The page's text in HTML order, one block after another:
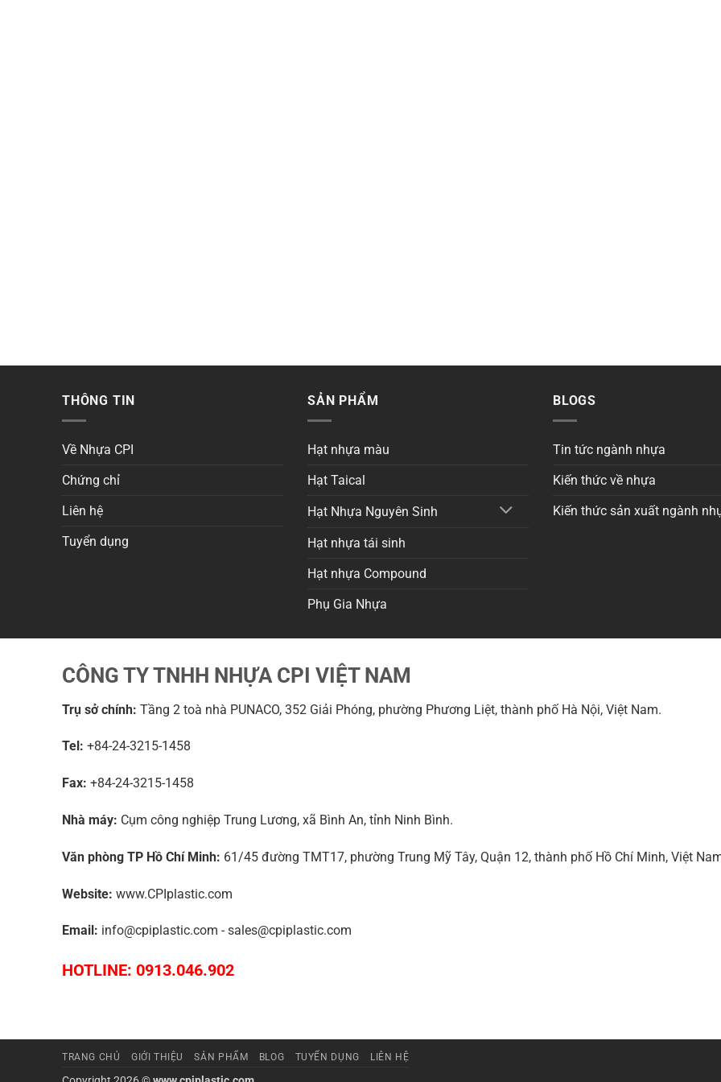
THÔNG TIN
Về Nhựa CPI
Chứng chỉ
Liên hệ
Tuyển dụng
SẢN PHẨM
Hạt nhựa màu
Hạt Taical
Hạt Nhựa Nguyên Sinh
Hạt nhựa tái sinh
Hạt nhựa Compound
Phụ Gia Nhựa
BLOGS
Tin tức ngành nhựa
Kiến thức về nhựa
Kiến thức sản xuất ngành
CÔNG TY TNHH NHỰA CPI VIỆT NAM
Trụ sở chính: Tầng 2 toà nhà PUNACO, 352 Giải Phóng, phường Phương Liệt, thành phố Hà Nội, Việt Nam.
Tel: +84-24-3215-1458
Fax: +84-24-3215-1458
Nhà máy: Cụm công nghiệp Trung Lương, xã Bình An, tỉnh Ninh Bình.
Văn phòng TP Hồ Chí Minh: 61/45 đường TMT17, phường Trung Mỹ Tây, Quận 12, thành phố Hồ Chí Minh, Việt
Website: www.CPIplastic.com
Email: info@cpiplastic.com - sales@cpiplastic.com
HOTLINE: 0913.046.902
TRANG CHỦ GIỚI THIỆU SẢN PHẨM BLOG TUYỂN DỤNG LIÊN HỆ